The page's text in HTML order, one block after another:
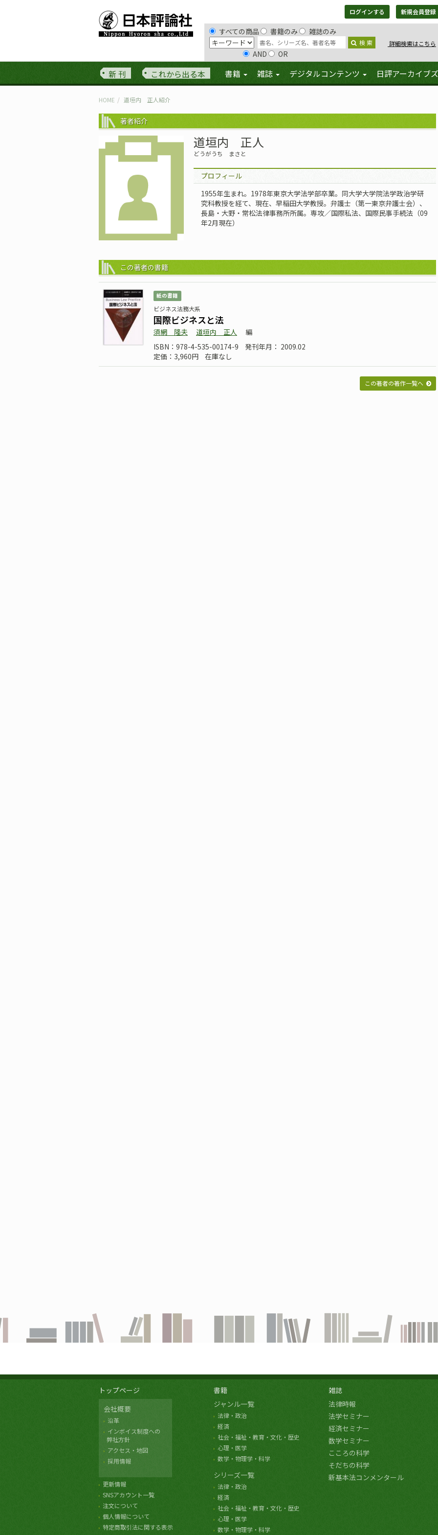
ログインする 新規会員登録
すべての商品 書籍のみ 雑誌のみ
検 索 詳細検索はこちら
AND OR
新 刊 これから出る本 書籍 雑誌 デジタルコンテンツ 日評アーカイブズ
HOME 道垣内 正人紹介
著者紹介
道垣内 正人
どうがうち まさと
プロフィール
1955年生まれ。1978年東京大学法学部卒業。同大学大学院法学政治学研
究科教授を経て、現在、早稲田大学教授。弁護士（第一東京弁護士会）、
長島・大野・常松法律事務所所属。専攻／国際私法、国際民事手続法（09
年2月現在）
この著者の書籍
紙の書籍
ビジネス法務大系
国際ビジネスと法
須網 隆夫 道垣内 正人
編
ISBN：978-4-535-00174-9
発刊年月： 2009.02
定価：3,960円
在庫なし
この著者の著作一覧へ
トップページ
会社概要
沿革
インボイス制度への
弊社方針
アクセス・地図
採用情報
更新情報
SNSアカウント一覧
注文について
個人情報について
特定商取引法に関する表示
書籍
ジャンル一覧
法律・政治
経済
社会・福祉・教育・文化・歴史
心理・医学
数学・物理学・科学
シリーズ一覧
法律・政治
経済
社会・福祉・教育・文化・歴史
心理・医学
数学・物理学・科学
雑誌
法律時報
法学セミナー
経済セミナー
数学セミナー
こころの科学
そだちの科学
新基本法コンメンタール